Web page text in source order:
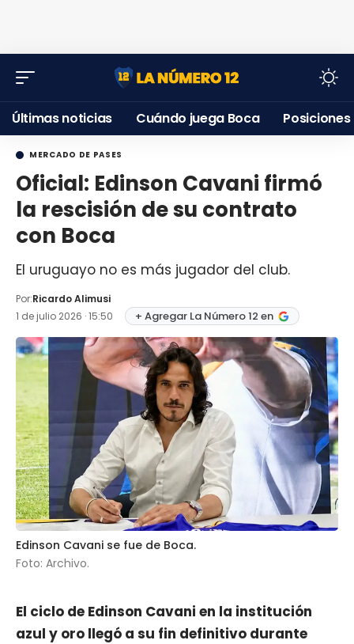
Últimas noticias Cuándo juega Boca Posiciones
MERCADO DE PASES
Oficial: Edinson Cavani firmó
la rescisión de su contrato
con Boca
El uruguayo no es más jugador del club.
Por:Ricardo Alimusi
1 de julio 2026 · 15:50
+ Agregar La Número 12 en
Edinson Cavani se fue de Boca.
Foto: Archivo.
El ciclo de Edinson Cavani en la institución
azul y oro llegó a su fin definitivo durante